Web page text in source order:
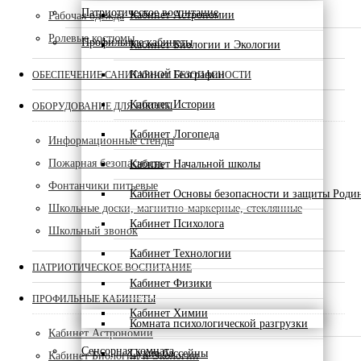
Патриотическое воспитание
Профильные кабинеты
Кабинет Астрономии
Кабинет Биологии и Экологии
Кабинет Географии
Кабинет Истории
Кабинет Логопеда
Кабинет Начальной школы
Кабинет Основы безопасности и защиты
Кабинет Психолога
Кабинет Технологии
Кабинет Физики
Кабинет Химии
Сенсорная комната
Комната психологической разгрузки
Сухие бассейны
Рабочая одежда
Ролевые костюмы
ОБЕСПЕЧЕНИЕ САНИТАРНОЙ БЕЗОПАСНОСТИ
ОБОРУДОВАНИЕ ДЛЯ ШКОЛЫ
Информационные стенды
Пожарная безопасность
Фонтанчики питьевые
Школьные доски, магнитно-маркерные, стеклянные
Школьный звонок
ПАТРИОТИЧЕСКОЕ ВОСПИТАНИЕ
ПРОФИЛЬНЫЕ КАБИНЕТЫ
Кабинет Астрономии
Кабинет Биологии и Экологии